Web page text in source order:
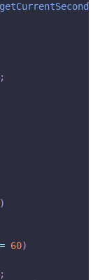
getCurrentSecond
;
)
60)
;